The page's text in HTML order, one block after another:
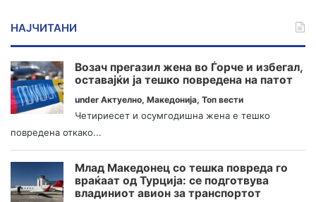
НАЈЧИТАНИ
Возач прегазил жена во Ѓорче и избегал,
оставајќи ја тешко повредена на патот
under Актуелно, Македонија, Топ вести
Четириесет и осумгодишна жена е тешко
повредена откако...
Млад Македонец со тешка повреда го
враќаат од Турција: се подготвува
владиниот авион за транспортот